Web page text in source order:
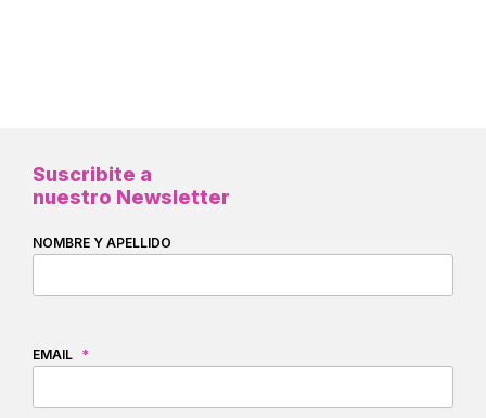
Suscribite a
nuestro Newsletter
NOMBRE Y APELLIDO
EMAIL *